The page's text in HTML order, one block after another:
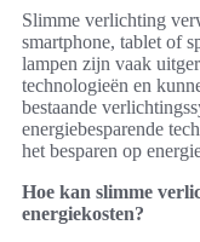
Slimme verlichting
smartphone, tablet of
lampen zijn vaak
technologieën en
bestaande
energiebesparende
het besparen op
Hoe kan slimme
energiekosten?